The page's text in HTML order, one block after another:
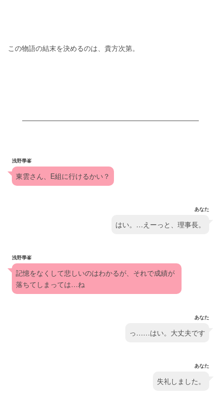
この物語の結末を決めるのは、貴方次第。
浅野學峯
東雲さん、E組に行けるかい？
あなた
はい。…えーっと、理事長。
浅野學峯
記憶をなくして悲しいのはわかるが、それで成績が
落ちてしまっては…ね
あなた
っ……はい。大丈夫です
あなた
失礼しました。